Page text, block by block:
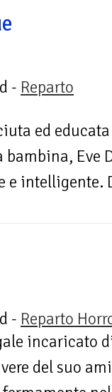
- Reparto
ed
Eve
e intelligente.
- Reparto
incaricato
del suo